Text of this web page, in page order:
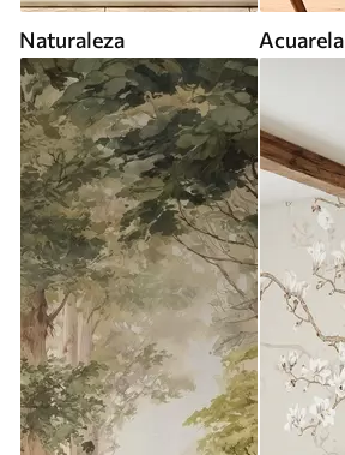
Naturaleza Acuarela